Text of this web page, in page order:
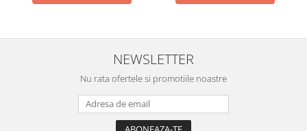
NEWSLETTER
Nu rata ofertele si promotiile noastre